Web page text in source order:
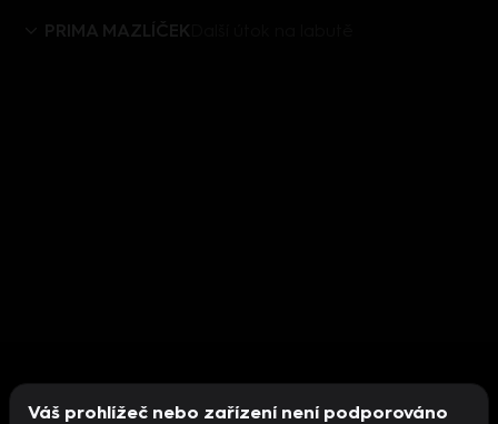
PRIMA MAZLÍČEK
Váš prohlížeč nebo zařízení není podporováno